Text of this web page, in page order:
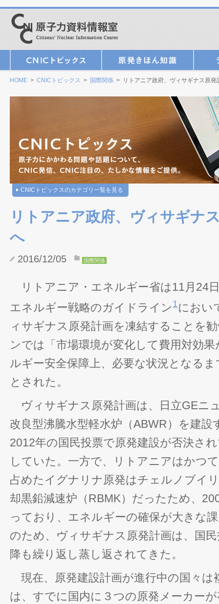
HOME > CNICトピックス > 国際関係 > リトアニア政府、ヴィサギナス原発
CNICトピックスのカテゴリ一覧を見る
リトアニア政府、ヴィサギナ
へ
2016/12/05 国際関係
リトアニア・エネルギー省は11月24
エネルギー戦略のガイドライン1におい
ィサギナス原発計画を凍結することを
ンでは「市場環境が変化して費用対効
ルギー安全保障上、必要な状況となる
とされた。
ヴィサギナス原発計画は、日立GEニ
改良型沸騰水型軽水炉（ABWR）を建
2012年の国民投票で原発建設が否決さ
していた。一方で、リトアニアはかつ
占めたイグナリナ原発はチェルノブイ
却黒鉛減速炉（RBMK）だったため、
っており、エネルギーの確保が大きな
のため、ヴィサギナス原発計画は、国
降も繰り返し蒸し返されてきた。
現在、原発建設計画が進行中の国々は
は、すでに国内に３つの原発メーカー